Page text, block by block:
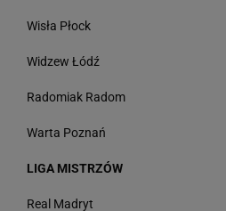
Wisła Płock
Widzew Łódź
Radomiak Radom
Warta Poznań
LIGA MISTRZÓW
Real Madryt